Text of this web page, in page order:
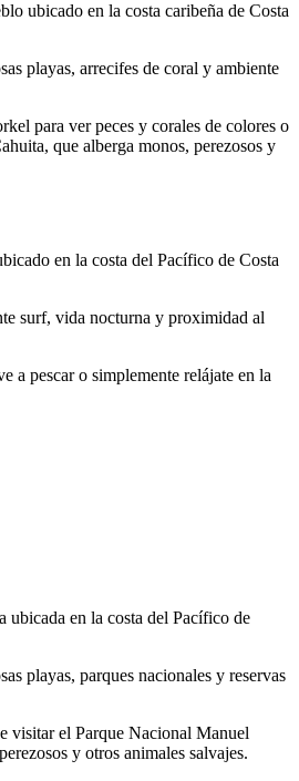
ubicado en la costa caribeña de Costa
playas, arrecifes de coral y ambiente
para ver peces y corales de colores o
que alberga monos, perezosos y
en la costa del Pacífico de Costa
surf, vida nocturna y proximidad al
a pescar o simplemente relájate en la
ubicada en la costa del Pacífico de
playas, parques nacionales y reservas
visitar el Parque Nacional Manuel
y otros animales salvajes.